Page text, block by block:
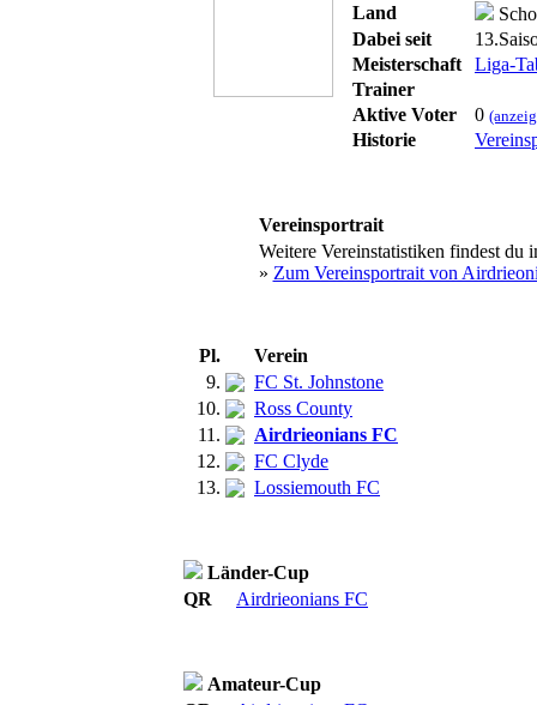
Land
Dabei seit
Meisterschaft
Liga-
Trainer
Aktive Voter
0
Historie
Vereinsportrait
Weitere Vereinstatistiken findest du
» Zum Vereinsportrait von
Pl.
Verein
9.
FC St. Johnstone
10.
Ross County
11.
Airdrieonians FC
12.
FC Clyde
13.
Lossiemouth FC
Länder-Cup
QR
Airdrieonians FC
Amateur-Cup